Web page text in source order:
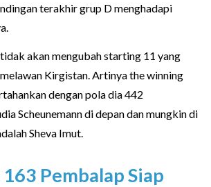
terakhir grup D menghadapi
akan mengubah starting 11 yang
Kirgistan. Artinya the winning
dengan pola dia 442
Scheunemann di depan dan mungkin di
Sheva Imut.
163 Pembalap Siap